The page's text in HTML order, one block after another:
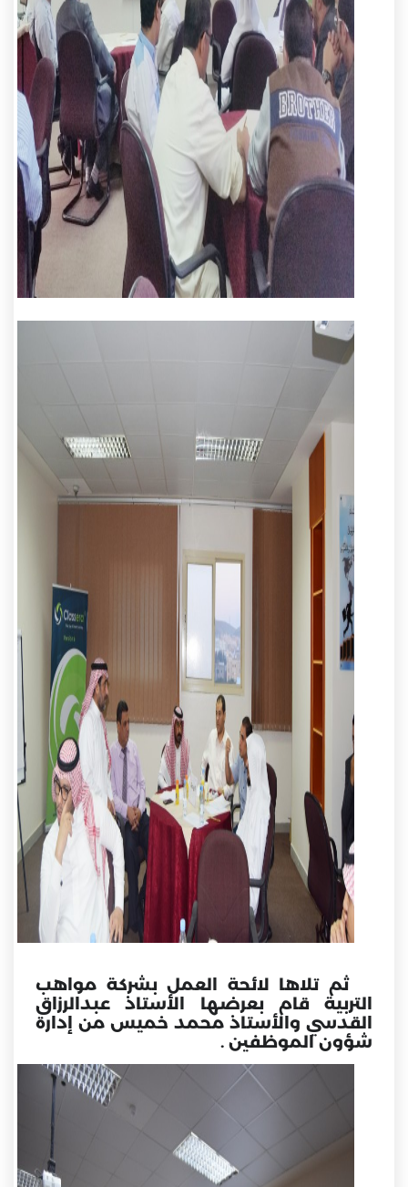
ثم تلاها لائحة العمل بشركة مواهب
التربية قام بعرضها الأستاذ عبدالرزاق
القدسي والأستاذ محمد خميس من إدارة
شؤون الموظفين .